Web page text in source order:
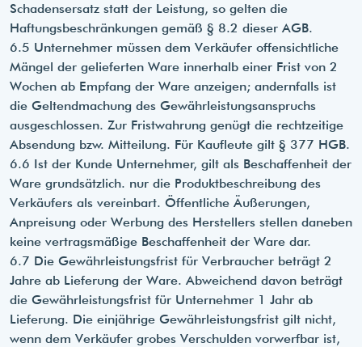
Schadensersatz statt der Leistung, so gelten die
Haftungsbeschränkungen gemäß § 8.2 dieser AGB.
6.5 Unternehmer müssen dem Verkäufer offensichtliche
Mängel der gelieferten Ware innerhalb einer Frist von 2
Wochen ab Empfang der Ware anzeigen; andernfalls ist
die Geltendmachung des Gewährleistungsanspruchs
ausgeschlossen. Zur Fristwahrung genügt die rechtzeitige
Absendung bzw. Mitteilung. Für Kaufleute gilt § 377 HGB.
6.6 Ist der Kunde Unternehmer, gilt als Beschaffenheit der
Ware grundsätzlich. nur die Produktbeschreibung des
Verkäufers als vereinbart. Öffentliche Äußerungen,
Anpreisung oder Werbung des Herstellers stellen daneben
keine vertragsmäßige Beschaffenheit der Ware dar.
6.7 Die Gewährleistungsfrist für Verbraucher beträgt 2
Jahre ab Lieferung der Ware. Abweichend davon beträgt
die Gewährleistungsfrist für Unternehmer 1 Jahr ab
Lieferung. Die einjährige Gewährleistungsfrist gilt nicht,
wenn dem Verkäufer grobes Verschulden vorwerfbar ist,